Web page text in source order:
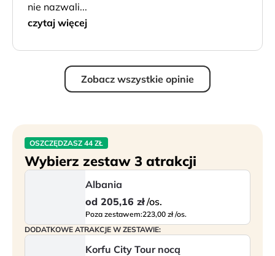
nie nazwali...
czytaj więcej
Zobacz wszystkie opinie
OSZCZĘDZASZ 44 ZŁ
Wybierz zestaw 3 atrakcji
Albania
od 205,16 zł /os.
Poza zestawem:223,00 zł /os.
DODATKOWE ATRAKCJE W ZESTAWIE:
Korfu City Tour nocą